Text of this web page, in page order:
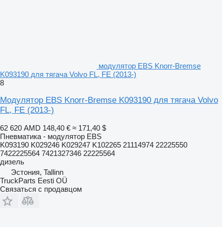
модулятор EBS Knorr-Bremse
K093190 для тягача Volvo FL, FE (2013-)
8
Модулятор EBS Knorr-Bremse K093190 для тягача Volvo
FL, FE (2013-)
62 620 AMD 148,40 € ≈ 171,40 $
Пневматика - модулятор EBS
K093190 K029246 K029247 K102265 21114974 22225550
7422225564 7421327346 22225564
дизель
Эстония, Tallinn
TruckParts Eesti OÜ
Связаться с продавцом